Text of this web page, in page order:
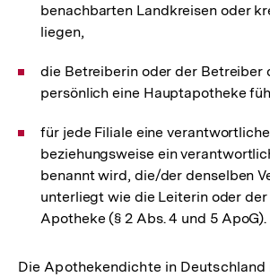
benachbarten Landkreisen oder
liegen,
die Betreiberin oder der Betreiber
persönlich eine Hauptapotheke
für jede Filiale eine
beziehungsweise ein
benannt wird, die/der denselben
unterliegt wie die Leiterin oder
Apotheke (§ 2 Abs. 4 und 5 ApoG).
Die Apothekendichte in Deutschland